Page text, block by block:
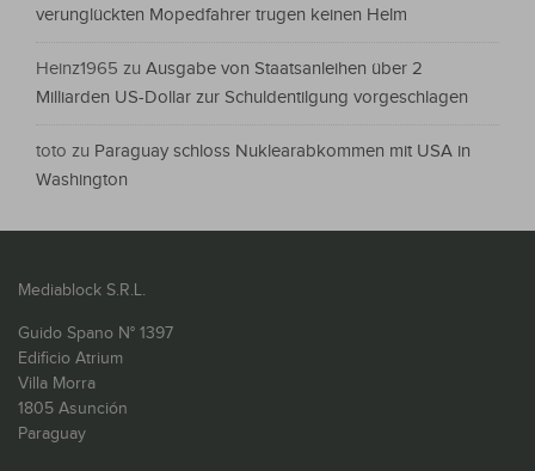
verunglückten Mopedfahrer trugen keinen Helm
Heinz1965 zu Ausgabe von Staatsanleihen über 2
Milliarden US-Dollar zur Schuldentilgung vorgeschlagen
toto zu Paraguay schloss Nuklearabkommen mit USA in
Washington
Mediablock S.R.L.
Guido Spano N° 1397
Edificio Atrium
Villa Morra
1805 Asunción
Paraguay